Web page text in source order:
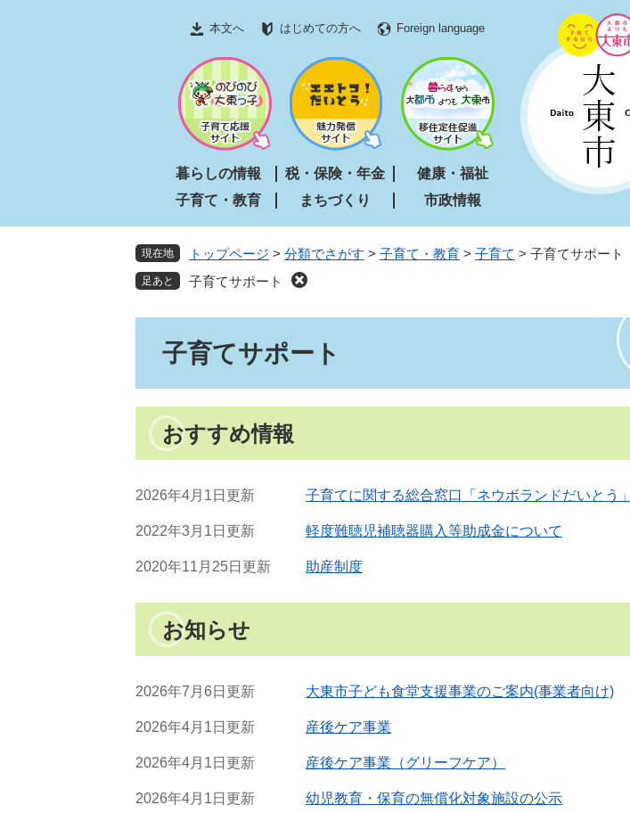
文
本文へ はじめての方へ Foreign language
暮らしの情報 税・保険・年金
健康・福祉
子育て・教育
まちづくり 市政情報
現在地 トップページ > 分類でさがす > 子育て・教育 > 子育て > 子育てサポート
子育てサポート
子育てサポート
おすすめ情報
2026年4月1日更新 子育てに関する総合窓口「ネウボランドだいとう」
2022年3月1日更新 軽度難聴児補聴器購入等助成金について
2020年11月25日更新 助産制度
お知らせ
2026年7月6日更新 大東市子ども食堂支援事業のご案内(事業者向け)
2026年4月1日更新 産後ケア事業
2026年4月1日更新 産後ケア事業（グリーフケア）
2026年4月1日更新 幼児教育・保育の無償化対象施設の公示